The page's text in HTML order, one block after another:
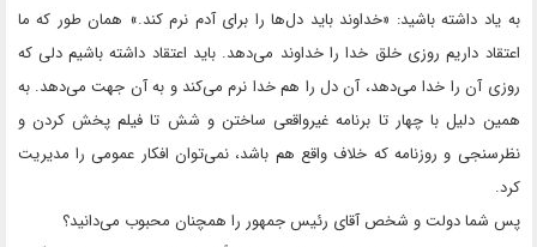
به یاد داشته باشید: «خداوند باید دل‌ها را برای آدم نرم کند.» همان طور که ما
اعتقاد داریم روزی خلق خدا را خداوند می‌دهد. باید اعتقاد داشته باشیم دلی که
روزی آن را خدا می‌دهد، آن دل را هم خدا نرم می‌کند و به آن جهت می‌دهد. به
همین دلیل با چهار تا برنامه غیرواقعی ساختن و شش تا فیلم پخش کردن و
نظرسنجی و روزنامه که خلاف واقع هم باشد، نمی‌توان افکار عمومی را مدیریت
کرد.
پس شما دولت و شخص آقای رئیس جمهور را همچنان محبوب می‌دانید؟